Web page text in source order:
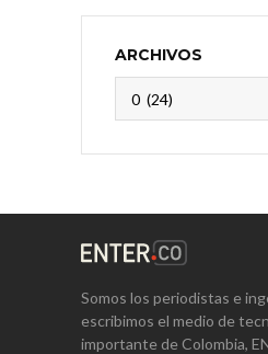
ARCHIVOS
Somos los periodistas e
escribimos el medio de
importante de Colombia,